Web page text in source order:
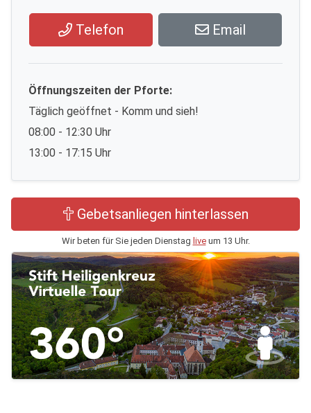
Telefon Email
Öffnungszeiten der Pforte:
Täglich geöffnet - Komm und sieh!
08:00 - 12:30 Uhr
13:00 - 17:15 Uhr
Gebetsanliegen hinterlassen
Wir beten für Sie jeden Dienstag liveum 13 Uhr.